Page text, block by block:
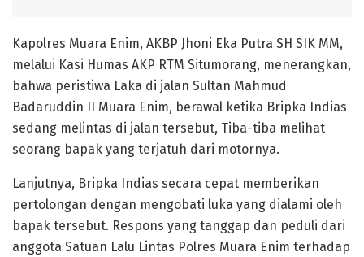
Kapolres Muara Enim, AKBP Jhoni Eka Putra SH SIK MM,
melalui Kasi Humas AKP RTM Situmorang, menerangkan,
bahwa peristiwa Laka di jalan Sultan Mahmud
Badaruddin II Muara Enim, berawal ketika Bripka Indias
sedang melintas di jalan tersebut, Tiba-tiba melihat
seorang bapak yang terjatuh dari motornya.
Lanjutnya, Bripka Indias secara cepat memberikan
pertolongan dengan mengobati luka yang dialami oleh
bapak tersebut. Respons yang tanggap dan peduli dari
anggota Satuan Lalu Lintas Polres Muara Enim terhadap